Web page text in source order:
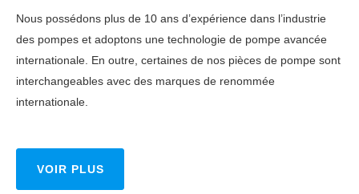
Nous possédons plus de 10 ans d’expérience dans l’industrie
des pompes et adoptons une technologie de pompe avancée
internationale. En outre, certaines de nos pièces de pompe sont
interchangeables avec des marques de renommée
internationale.
VOIR PLUS